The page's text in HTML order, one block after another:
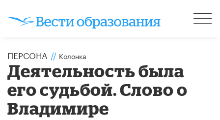
ПЕРСОНА // Колонка
​Деятельность была
его судьбой. Слово о
Владимире